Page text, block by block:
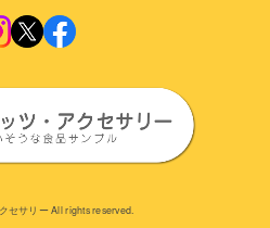
セサリー All rights reserved.